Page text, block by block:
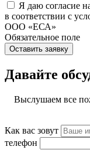
Я даю согласие
в соответствии с
ООО «ЕСА»
Обязательное поле
Оставить заявку
Давайте
Выслушаем все
Как вас зовут
телефон